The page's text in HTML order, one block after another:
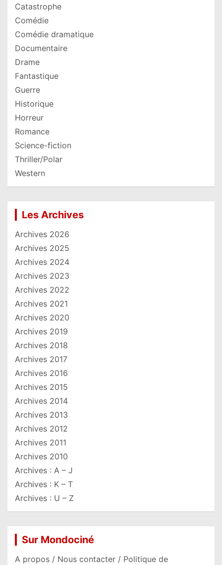
Catastrophe
Comédie
Comédie dramatique
Documentaire
Drame
Fantastique
Guerre
Historique
Horreur
Romance
Science-fiction
Thriller/Polar
Western
Les Archives
Archives 2026
Archives 2025
Archives 2024
Archives 2023
Archives 2022
Archives 2021
Archives 2020
Archives 2019
Archives 2018
Archives 2017
Archives 2016
Archives 2015
Archives 2014
Archives 2013
Archives 2012
Archives 2011
Archives 2010
Archives : A – J
Archives : K – T
Archives : U – Z
Sur Mondociné
A propos / Nous contacter / Politique de